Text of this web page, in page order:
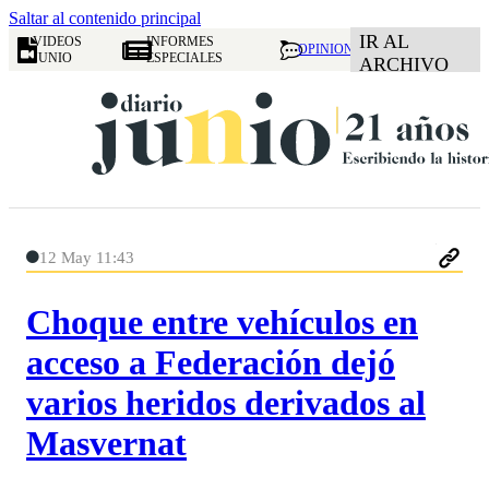
Saltar al contenido principal
VIDEOS
JUNIO
INFORMES
ESPECIALES
OPINION IR AL
ARCHIVO
12 May 11:43
Choque entre vehículos en
acceso a Federación dejó
varios heridos derivados al
Masvernat